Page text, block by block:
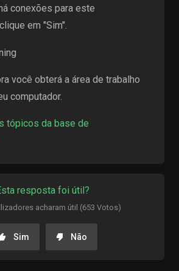
conexões para este
em "Sim".
você obterá a área de trabalho
computador.
tópicos da base de
resposta foi útil?
acharam útil (653 Votos)
Sim Não